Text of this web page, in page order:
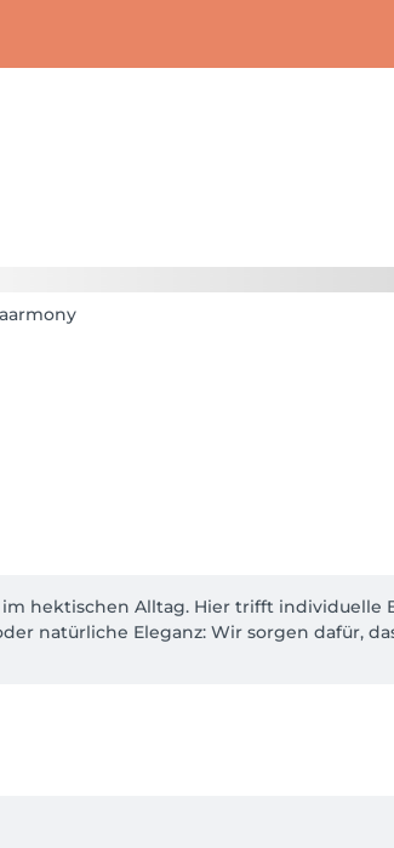
hektischen Alltag. Hier trifft individuelle
natürliche Eleganz: Wir sorgen dafür,